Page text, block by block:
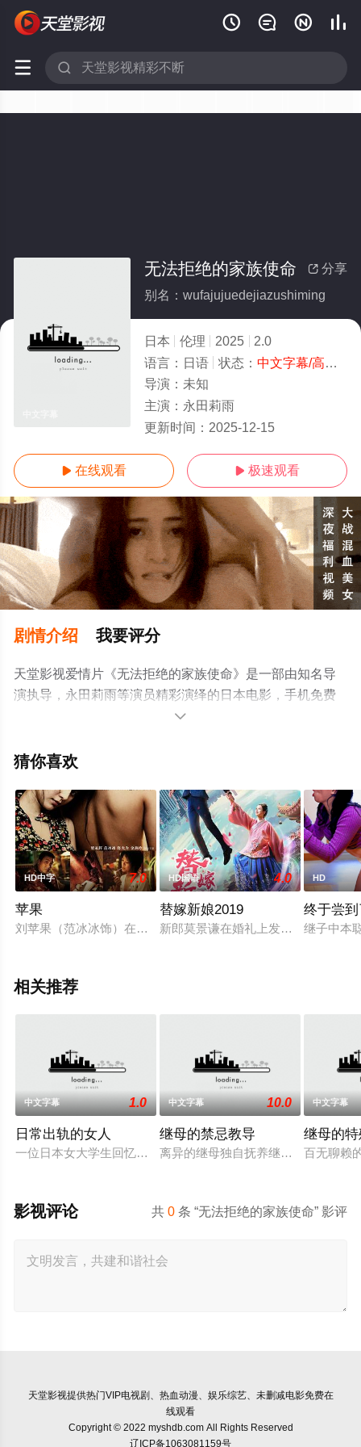
   
 
 分享
无法拒绝的家族使命
别名：wufajujuedejiazushiming
日本 伦理 2025
2.0
语言： 日语 状态： 中文字幕/高清
导演： 未知
主演： 永田莉雨
更新时间： 2025-12-15
 在线观看  极速观看
剧情介绍 我要评分
天堂影视爱情片《无法拒绝的家族使命》是一部由知名导
演执导，永田莉雨等演员精彩演绎的日本电影，手机免费
观看高清无删减完整版电影大全就来天堂电影网，更多相

猜你喜欢
HD中字 7.0
苹果
刘苹果（范冰冰饰）在北京一家洗脚城里做按摩妹，丈夫安坤
HD国语 4.0
替嫁新娘2019
新郎莫景谦在婚礼上发现新娘安诗慧
HD
终于尝
继子中本
相关推荐
中文字幕 1.0
日常出轨的女人
一位日本女大学生回忆起与变态男子相遇时的兴奋之情，并渴
中文字幕 10.0
继母的禁忌教导
离异的继母独自抚养继子达也长大。
中文字幕
继母的
百无聊赖
共0 条 “无法拒绝的家族使命” 影评
影视评论
天堂影视提供热门VIP电视剧、热血动漫、娱乐综艺、未删减电影免费在
线观看
Copyright © 2022 myshdb.com All Rights Reserved
辽ICP备1063081159号